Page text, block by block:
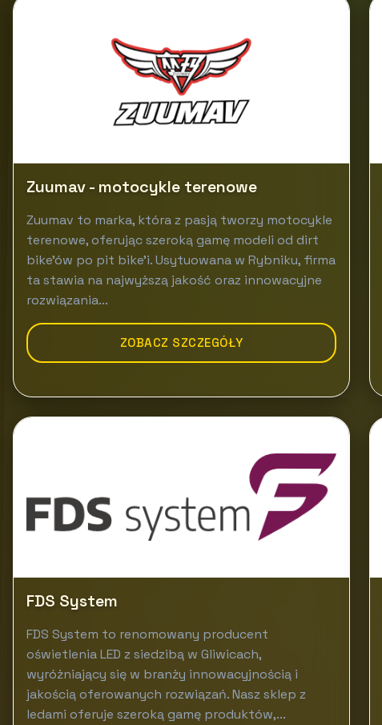
Zuumav - motocykle terenowe
Zuumav to marka, która z pasją tworzy motocykle
terenowe, oferując szeroką gamę modeli od dirt
bike'ów po pit bike'i. Usytuowana w Rybniku, firma
ta stawia na najwyższą jakość oraz innowacyjne
rozwiązania...
ZOBACZ SZCZEGÓŁY
FDS System
FDS System to renomowany producent
oświetlenia LED z siedzibą w Gliwicach,
wyróżniający się w branży innowacyjnością i
jakością oferowanych rozwiązań. Nasz sklep z
ledami oferuje szeroką gamę produktów,...